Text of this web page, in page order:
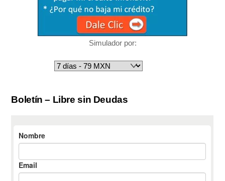
Simulador por:
Boletín – Libre sin Deudas